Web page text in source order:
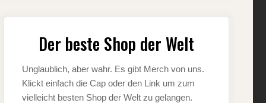
Der beste Shop der Welt
Unglaublich, aber wahr. Es gibt Merch von uns.
Klickt einfach die Cap oder den Link um zum
vielleicht besten Shop der Welt zu gelangen.